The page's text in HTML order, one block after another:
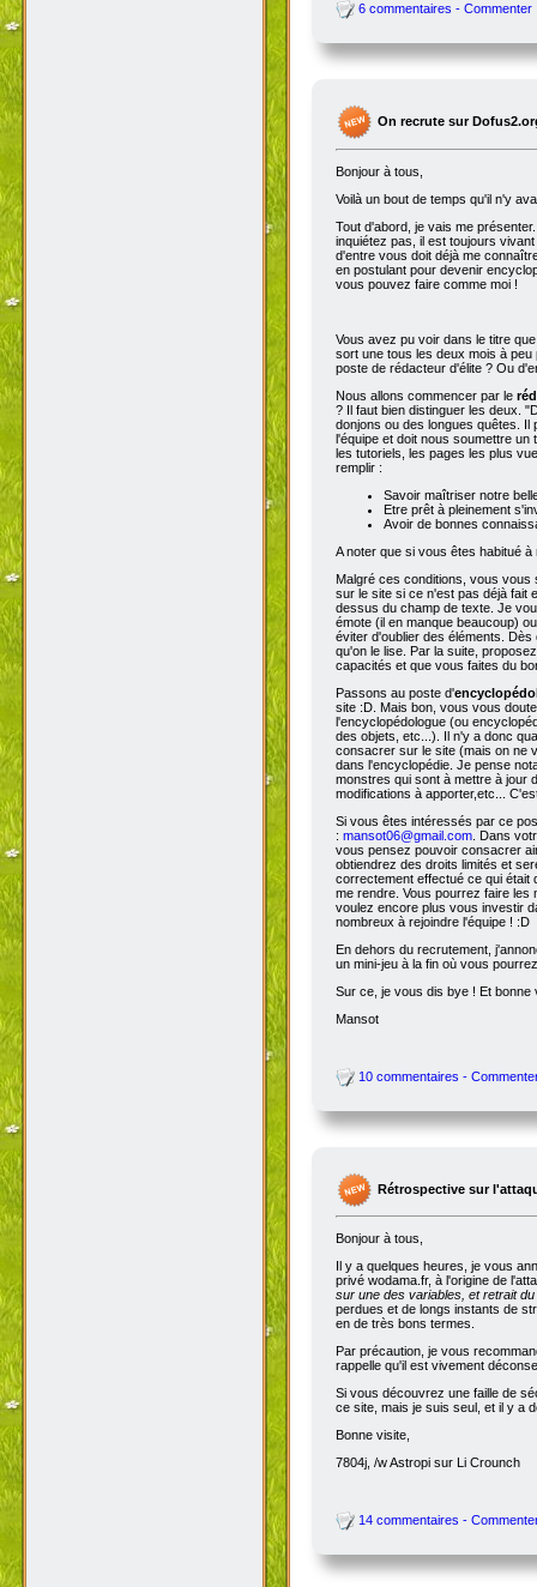
6 commentaires - Commenter
On recrute sur
Bonjour à tous,
Voilà un bout de temps qu'il n'y
Tout d'abord, je vais me
inquiétez pas, il est toujours
d'entre vous doit déjà me
en postulant pour devenir
vous pouvez faire comme moi !
Vous avez pu voir dans le titre
sort une tous les deux mois à
poste de rédacteur d'élite ? Ou
Nous allons commencer par le
? Il faut bien distinguer les deux.
donjons ou des longues quêtes. Il
l'équipe et doit nous soumettre un
les tutoriels, les pages les plus
remplir :
Savoir maîtriser notre
Etre prêt à pleinement
Avoir de bonnes
A noter que si vous êtes habitué
Malgré ces conditions, vous
sur le site si ce n'est pas déjà fait
dessus du champ de texte. Je
émote (il en manque beaucoup)
éviter d'oublier des éléments.
qu'on le lise. Par la suite,
capacités et que vous faites du
Passons au poste d'
site :D. Mais bon, vous vous
l'encyclopédologue (ou
des objets, etc...). Il n'y a donc
consacrer sur le site (mais on ne
dans l'encyclopédie. Je pense
monstres qui sont à mettre à jour
modifications à apporter,etc...
Si vous êtes intéressés par ce
: mansot06@gmail.com . Dans
vous pensez pouvoir consacrer
obtiendrez des droits limités et
correctement effectué ce qui
me rendre. Vous pourrez faire les
voulez encore plus vous investir
nombreux à rejoindre l'équipe ! :D
En dehors du recrutement,
un mini-jeu à la fin où vous
Sur ce, je vous dis bye ! Et bonne
Mansot
10 commentaires -
Rétrospective sur
Bonjour à tous,
Il y a quelques heures, je vous
privé wodama.fr, à l'origine de
sur une des variables, et retrait
perdues et de longs instants de
en de très bons termes.
Par précaution, je vous
rappelle qu'il est vivement
Si vous découvrez une faille de
ce site, mais je suis seul, et il y a
Bonne visite,
7804j, /w Astropi sur Li Crounch
14 commentaires -